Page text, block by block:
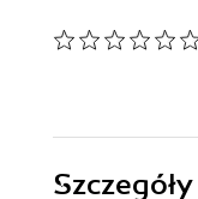
Szczegóły